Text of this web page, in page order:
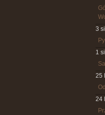
3
1
25
24